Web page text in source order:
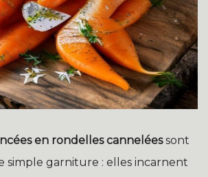
en rondelles canneléessont
simple garniture : elles incarnent